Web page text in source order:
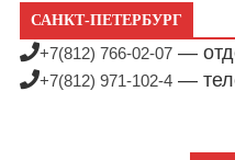
САНКТ-ПЕТЕРБУРГ
+7(812) 766-02-07 —
+7(812) 971-102-4 —